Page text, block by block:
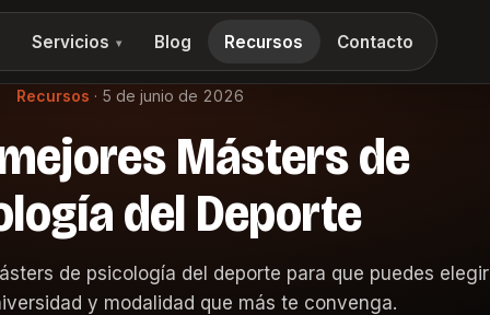
Servicios ▾ Blog Recursos Contacto
Recursos · 5 de junio de 2026
Másters de
del Deporte
de psicología del deporte para que puedes elegir
y modalidad que más te convenga.